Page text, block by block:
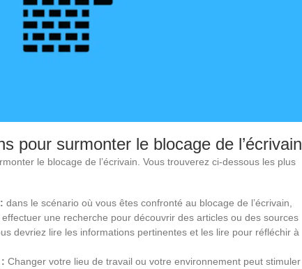
pour surmonter le blocage de l’écrivain
le blocage de l’écrivain. Vous trouverez ci-dessous les plus
dans le scénario où vous êtes confronté au blocage de l’écrivain,
une recherche pour découvrir des articles ou des sources
devriez lire les informations pertinentes et les lire pour réfléchir à
Changer votre lieu de travail ou votre environnement peut stimuler